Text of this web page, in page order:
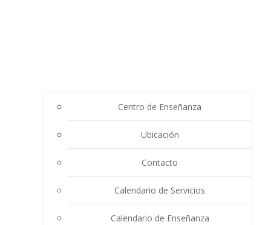
Centro de Enseñanza
Ubicación
Contacto
Calendario de Servicios
Calendario de Enseñanza